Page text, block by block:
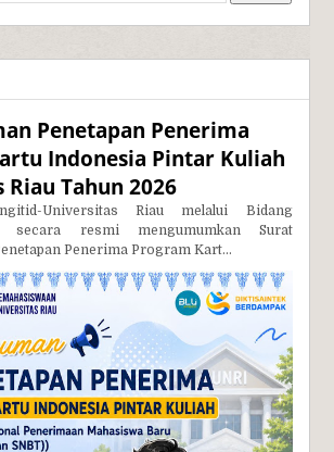
Penetapan Penerima
Indonesia Pintar Kuliah
Tahun 2026
Universitas Riau melalui Bidang
secara resmi mengumumkan Surat
Penerima Program Kart...